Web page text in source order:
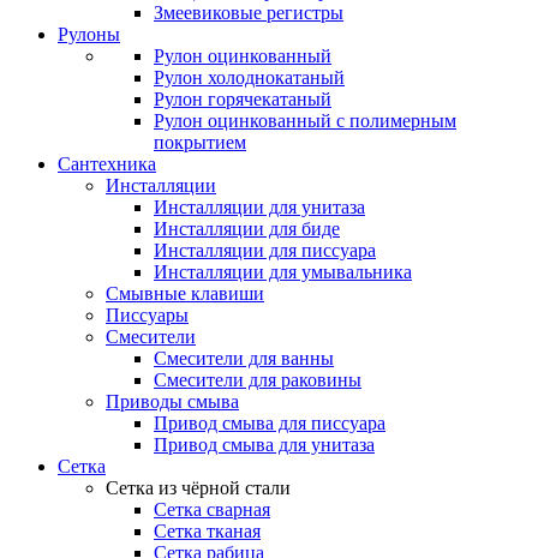
Змеевиковые регистры
Рулоны
Рулон оцинкованный
Рулон холоднокатаный
Рулон горячекатаный
Рулон оцинкованный с полимерным
покрытием
Сантехника
Инсталляции
Инсталляции для унитаза
Инсталляции для биде
Инсталляции для писсуара
Инсталляции для умывальника
Смывные клавиши
Писсуары
Смесители
Смесители для ванны
Смесители для раковины
Приводы смыва
Привод смыва для писсуара
Привод смыва для унитаза
Сетка
Сетка из чёрной стали
Сетка сварная
Сетка тканая
Сетка рабица